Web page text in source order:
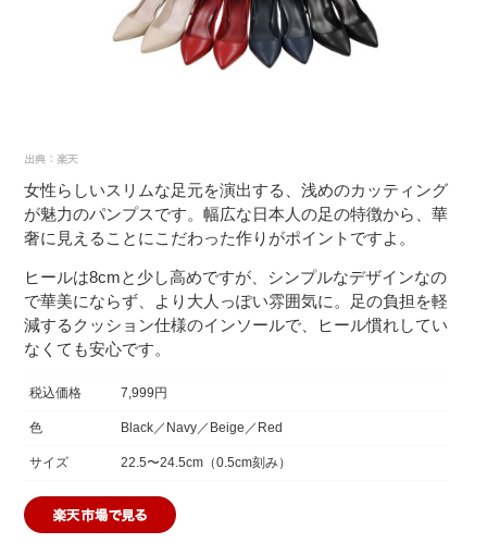
女性らしいスリムな足元を演出する、浅めのカッティング
が魅力のパンプスです。幅広な日本人の足の特徴から、華
奢に見えることにこだわった作りがポイントですよ。
ヒールは8cmと少し高めですが、シンプルなデザインなの
で華美にならず、より大人っぽい雰囲気に。足の負担を軽
減するクッション仕様のインソールで、ヒール慣れしてい
なくても安心です。
税込価格 7,999円
色 Black／Navy／Beige／Red
サイズ 22.5〜24.5cm（0.5cm刻み）